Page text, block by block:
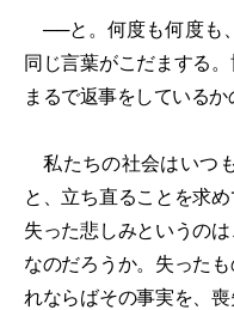
──と。何度も何度も
同じ言葉がこだまする
まるで返事をしているか
私たちの社会はいつ
と、立ち直ることを求
失った悲しみというの
なのだろうか。失った
れならばその事実を、